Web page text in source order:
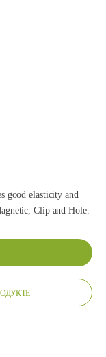
good elasticity and
Clip and Hole.